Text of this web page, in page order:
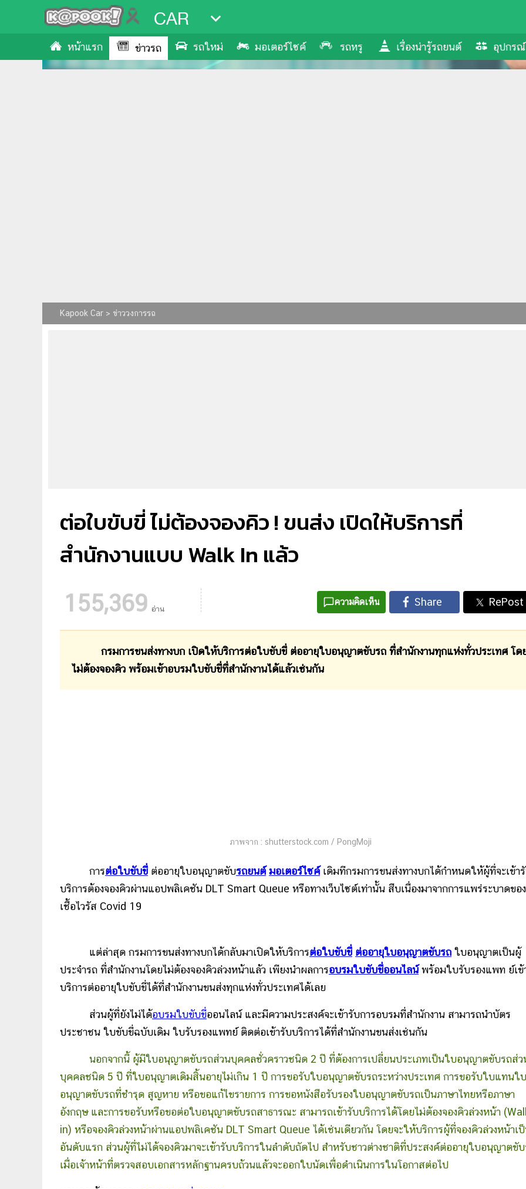
CAR
หน้าแรก ข่าวรถ รถใหม่ มอเตอร์ไซค์ รถหรู เรื่องน่ารู้รถยนต์ อุปกรณ์
Kapook Car > ข่าววงการรถ
ต่อใบขับขี่ ไม่ต้องจองคิว ! ขนส่ง เปิดให้บริการที่
สำนักงานแบบ Walk In แล้ว
155,369 อ่าน
ความคิดเห็น
กรมการขนส่งทางบก เปิดให้บริการต่อใบขับขี่ ต่ออายุใบอนุญาตขับรถ ที่สำนักงานทุกแห่งทั่วประเทศ โด
ไม่ต้องจองคิว พร้อมเข้าอบรมใบขับขี่ที่สำนักงานได้แล้วเช่นกัน
ภาพจาก : shutterstock.com / PongMoji
การต่อใบขับขี่ต่ออายุใบอนุญาตขับรถยนต์ มอเตอร์ไซค์เดิมทีกรมการขนส่งทางบกได้กำหนดให้ผู้ที่จะเข้า
บริการต้องจองคิวผ่านแอปพลิเคชัน DLT Smart Queue หรือทางเว็บไซต์เท่านั้น สืบเนื่องมาจากการแพร่ระบาดของ
เชื้อไวรัส Covid 19
แต่ล่าสุด กรมการขนส่งทางบกได้กลับมาเปิดให้บริการต่อใบขับขี่ ต่ออายุใบอนุญาตขับรถ ใบอนุญาตเป็นผู้
ประจำรถ ที่สำนักงานโดยไม่ต้องจองคิวล่วงหน้าแล้ว เพียงนำผลการอบรมใบขับขี่ออนไลน์พร้อมใบรับรองแพท ย์เข้
บริการต่ออายุใบขับขี่ได้ที่สำนักงานขนส่งทุกแห่งทั่วประเทศได้เลย
ส่วนผู้ที่ยังไม่ได้อบรมใบขับขี่ออนไลน์ และมีความประสงค์จะเข้ารับการอบรมที่สำนักงาน สามารถนำบัตร
ประชาชน ใบขับขี่ฉบับเดิม ใบรับรองแพทย์ ติดต่อเข้ารับบริการได้ที่สำนักงานขนส่งเช่นกัน
นอกจากนี้ ผู้มีใบอนุญาตขับรถส่วนบุคคลชั่วคราวชนิด 2 ปี ที่ต้องการเปลี่ยนประเภทเป็นใบอนุญาตขับรถส่ว
บุคคลชนิด 5 ปี ที่ใบอนุญาตเดิมสิ้นอายุไม่เกิน 1 ปี การขอรับใบอนุญาตขับรถระหว่างประเทศ การขอรับใบแทนใบ
อนุญาตขับรถที่ชำรุด สูญหาย หรือขอแก้ไขรายการ การขอหนังสือรับรองใบอนุญาตขับรถเป็นภาษาไทยหรือภาษา
อังกฤษ และการขอรับหรือขอต่อใบอนุญาตขับรถสาธารณะ สามารถเข้ารับบริการได้โดยไม่ต้องจองคิวล่วงหน้า
in) หรือจองคิวล่วงหน้าผ่านแอปพลิเคชัน DLT Smart Queue ได้เช่นเดียวกัน โดยจะให้บริการผู้ที่จองคิวล่วงหน้าเ
อันดับแรก ส่วนผู้ที่ไม่ได้จองคิวมาจะเข้ารับบริการในลำดับถัดไป สำหรับชาวต่างชาติที่ประสงค์ต่ออายุใบอนุญาตขั
เมื่อเจ้าหน้าที่ตรวจสอบเอกสารหลักฐานครบถ้วนแล้วจะออกใบนัดเพื่อดำเนินการในโอกาสต่อไป